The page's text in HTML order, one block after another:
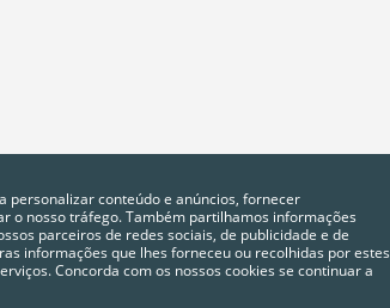
personalizar conteúdo e anúncios, fornecer
o nosso tráfego. Também partilhamos informações
parceiros de redes sociais, de publicidade e de
informações que lhes forneceu ou recolhidas por estes
Concorda com os nossos cookies se continuar a